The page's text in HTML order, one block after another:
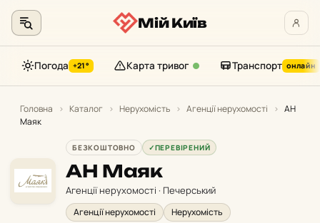
контенту
Мій Київ
Погода +21° Карта тривог Транспорт онлайн
Головна › Каталог › Нерухомість › Агенції нерухомості › АН
Маяк
БЕЗКОШТОВНО ✓ПЕРЕВІРЕНИЙ
АН Маяк
Агенції нерухомості · Печерський
Агенції нерухомості Нерухомість